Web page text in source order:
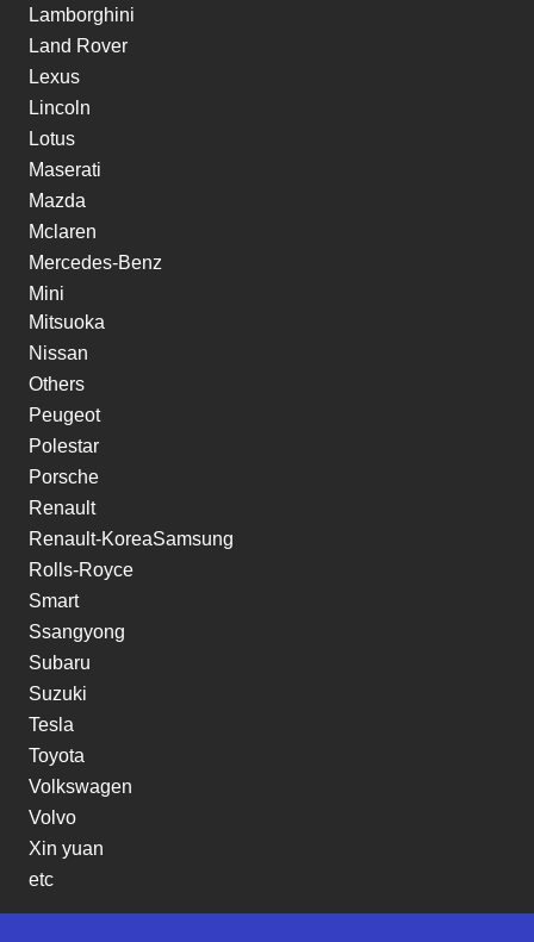
Lamborghini
Land Rover
Lexus
Lincoln
Lotus
Maserati
Mazda
Mclaren
Mercedes-Benz
Mini
Mitsuoka
Nissan
Others
Peugeot
Polestar
Porsche
Renault
Renault-KoreaSamsung
Rolls-Royce
Smart
Ssangyong
Subaru
Suzuki
Tesla
Toyota
Volkswagen
Volvo
Xin yuan
etc